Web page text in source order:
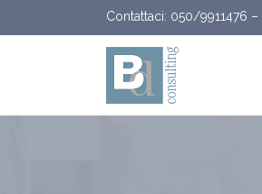
Vai al contenutoContattaci: 050/9911476 –